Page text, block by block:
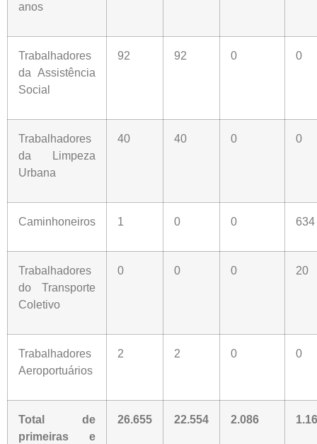
anos
Trabalhadores
da Assistência
Social
92 92 0 0
Trabalhadores
da Limpeza
Urbana
40 40 0 0
Caminhoneiros 1 0 0 634
Trabalhadores
do Transporte
Coletivo
0 0 0 20
Trabalhadores
Aeroportuários
2 2 0 0
Total de
primeiras e
26.655 22.554 2.086